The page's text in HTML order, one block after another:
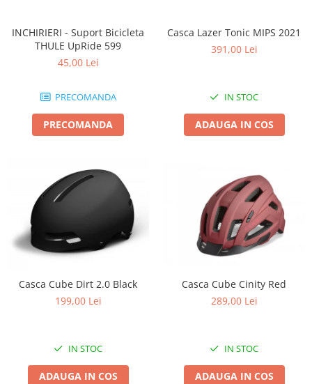
INCHIRIERI - Suport Bicicleta
THULE UpRide 599
45,00 Lei
PRECOMANDA
PRECOMANDA
Casca Lazer Tonic MIPS 2021
391,00 Lei
IN STOC
ADAUGA IN COS
Casca Cube Dirt 2.0 Black
199,00 Lei
IN STOC
ADAUGA IN COS
Casca Cube Cinity Red
289,00 Lei
IN STOC
ADAUGA IN COS